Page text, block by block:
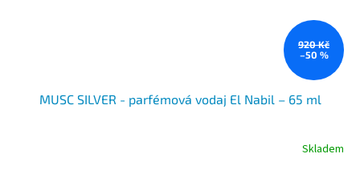
920 Kč
–50 %
MUSC SILVER - parfémová vodaj El Nabil – 65 ml
Skladem